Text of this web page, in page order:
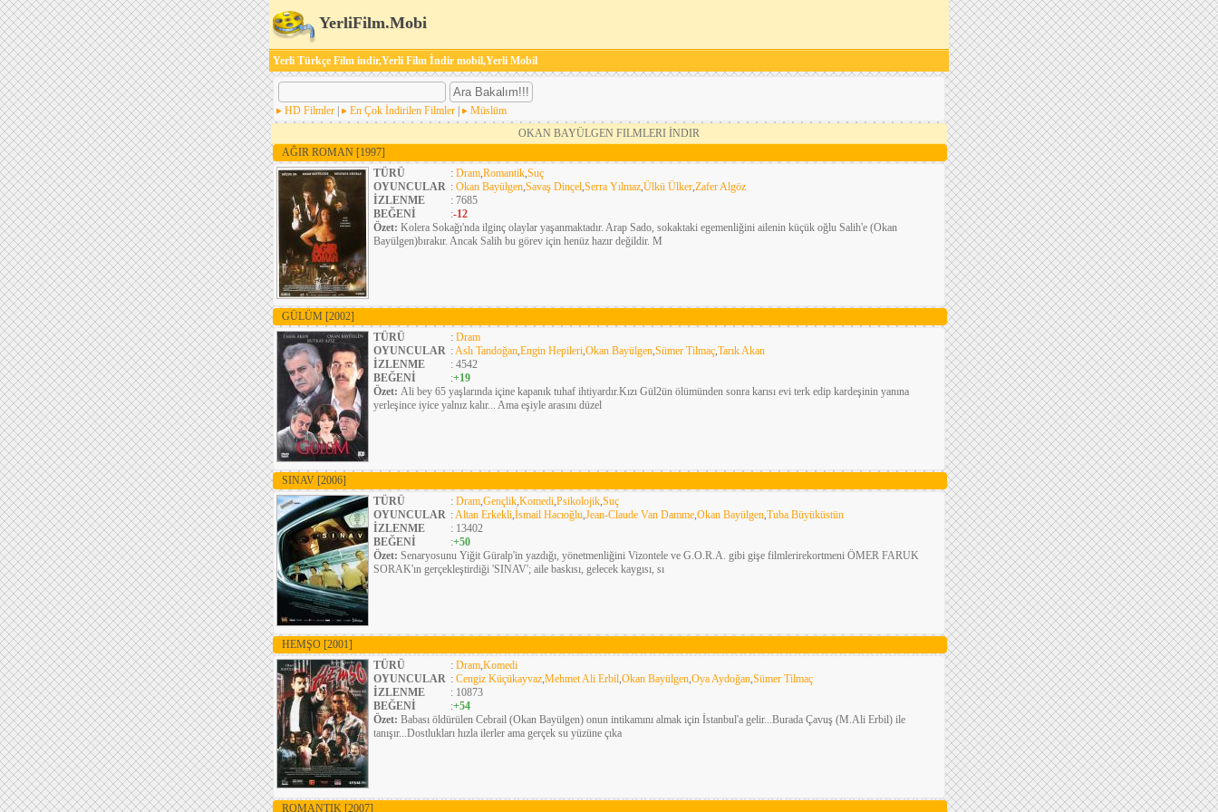
YerliFilm.Mobi
Yerli Türkçe Film indir,Yerli Film İndir mobil,Yerli Mobil
HD Filmler En Çok İndirilen Filmler
Müslüm
OKAN BAYÜLGEN FILMLERI İNDIR
AĞIR ROMAN [1997]
TÜRÜ
: Dram,Romantik,Suç
OYUNCULAR : Okan Bayülgen,Savaş Dinçel,Serra Yılmaz,Ülkü Ülker,Zafer Algöz
İZLENME
: 7685
BEĞENİ
:-12
Özet: Kolera Sokağı'nda ilginç olaylar yaşanmaktadır. Arap Sado, sokaktaki egemenliğini ailenin küçük oğlu Salih'e (Okan
Bayülgen)bırakır. Ancak Salih bu görev için henüz hazır değildir. M
GÜLÜM [2002]
TÜRÜ
: Dram
OYUNCULAR :Aslı Tandoğan,Engin Hepileri,Okan Bayülgen,Sümer Tilmaç,Tarık Akan
İZLENME
: 4542
BEĞENİ
:+19
Özet: Ali bey 65 yaşlarında içine kapanık tuhaf ihtiyardır.Kızı Gül2ün ölümünden sonra karısı evi terk edip kardeşinin yanına
yerleşince iyice yalnız kalır... Ama eşiyle arasını düzel
SINAV [2006]
TÜRÜ
: Dram,Gençlik,Komedi,Psikolojik,Suç
OYUNCULAR :Altan Erkekli,İsmail Hacıoğlu,Jean-Claude Van Damme,Okan Bayülgen,Tuba Büyüküstün
İZLENME
: 13402
BEĞENİ
:+50
Özet: Senaryosunu Yiğit Güralp'in yazdığı, yönetmenliğini Vizontele ve G.O.R.A. gibi gişe filmlerirekortmeni ÖMER FARUK
SORAK'ın gerçekleştirdiği 'SINAV'; aile baskısı, gelecek kaygısı, sı
HEMŞO [2001]
TÜRÜ
: Dram,Komedi
OYUNCULAR : Cengiz Küçükayvaz,Mehmet Ali Erbil,Okan Bayülgen,Oya Aydoğan,Sümer Tilmaç
İZLENME
: 10873
BEĞENİ
:+54
Özet: Babası öldürülen Cebrail (Okan Bayülgen) onun intikamını almak için İstanbul'a gelir...Burada Çavuş (M.Ali Erbil) ile
tanışır...Dostlukları hızla ilerler ama gerçek su yüzüne çıka
ROMANTIK [2007]